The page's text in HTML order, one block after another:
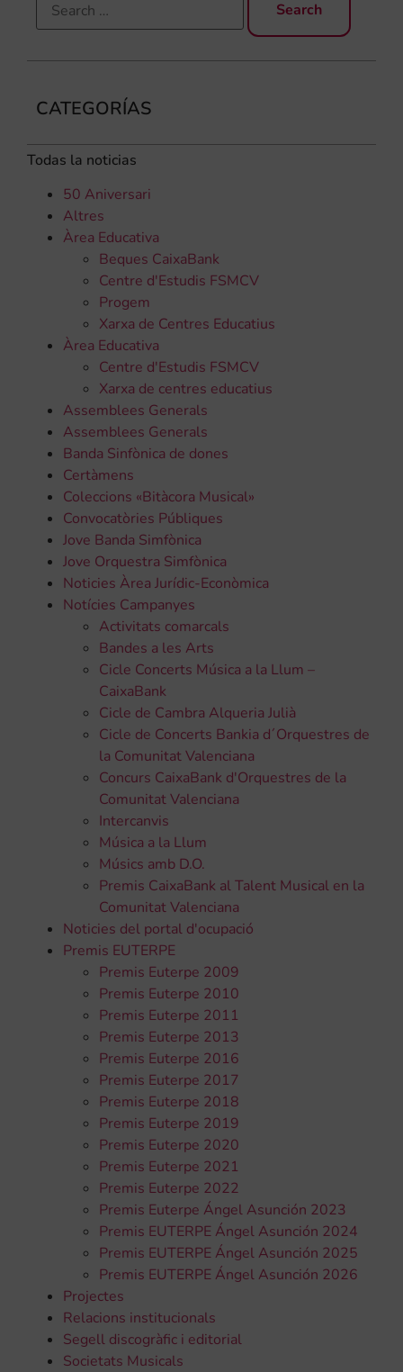
CATEGORÍAS
Todas la noticias
50 Aniversari
Altres
Àrea Educativa
Beques CaixaBank
Centre d'Estudis FSMCV
Progem
Xarxa de Centres Educatius
Àrea Educativa
Centre d'Estudis FSMCV
Xarxa de centres educatius
Assemblees Generals
Assemblees Generals
Banda Sinfònica de dones
Certàmens
Coleccions «Bitàcora Musical»
Convocatòries Públiques
Jove Banda Simfònica
Jove Orquestra Simfònica
Noticies Àrea Jurídic-Econòmica
Notícies Campanyes
Activitats comarcals
Bandes a les Arts
Cicle Concerts Música a la Llum –
CaixaBank
Cicle de Cambra Alqueria Julià
Cicle de Concerts Bankia d´Orquestres de
la Comunitat Valenciana
Concurs CaixaBank d'Orquestres de la
Comunitat Valenciana
Intercanvis
Música a la Llum
Músics amb D.O.
Premis CaixaBank al Talent Musical en la
Comunitat Valenciana
Noticies del portal d'ocupació
Premis EUTERPE
Premis Euterpe 2009
Premis Euterpe 2010
Premis Euterpe 2011
Premis Euterpe 2013
Premis Euterpe 2016
Premis Euterpe 2017
Premis Euterpe 2018
Premis Euterpe 2019
Premis Euterpe 2020
Premis Euterpe 2021
Premis Euterpe 2022
Premis Euterpe Ángel Asunción 2023
Premis EUTERPE Ángel Asunción 2024
Premis EUTERPE Ángel Asunción 2025
Premis EUTERPE Ángel Asunción 2026
Projectes
Relacions institucionals
Segell discogràfic i editorial
Societats Musicals